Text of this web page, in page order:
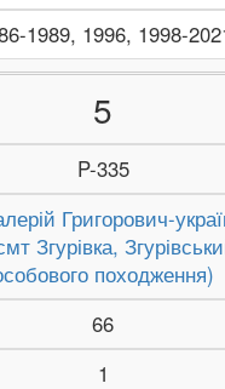
1989, 1996, 1998-
5
P-335
Григорович-
Згурівка,
походження)
66
1